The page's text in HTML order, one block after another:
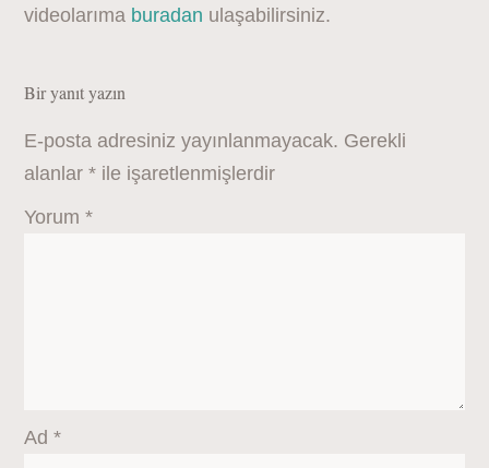
videolarıma buradan ulaşabilirsiniz.
Bir yanıt yazın
E-posta adresiniz yayınlanmayacak. Gerekli
alanlar* ile işaretlenmişlerdir
Yorum*
Ad*